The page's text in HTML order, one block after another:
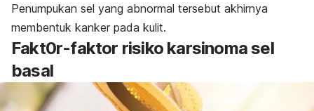
Penumpukan sel yang abnormal tersebut akhirnya
membentuk kanker pada kulit.
Fakt0r-faktor risiko karsinoma sel
basal